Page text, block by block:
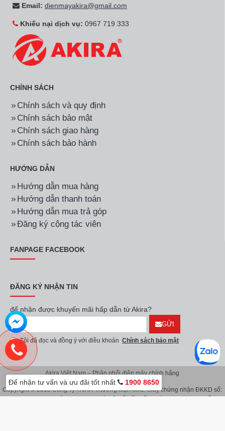
Email: dienmayakira@gmail.com
Khiếu nại dịch vụ: 0967 719 333
CHÍNH SÁCH
Chính sách và quy định
Chính sách bảo mật
Chính sách giao hàng
Chính sách bảo hành
HƯỚNG DẪN
Hướng dẫn mua hàng
Hướng dẫn thanh toán
Hướng dẫn mua trả góp
Đăng ký cộng tác viên
FANPAGE FACEBOOK
ĐĂNG KÝ NHẬN TIN
để nhận được khuyến mãi hấp dẫn từ Akira?
GỬI
Tôi đã đọc và đồng ý với điều khoản Chính sách bảo mật
Akira Việt Nam – Phân phối điện máy chính hãng
Copyright © 2018 Công Ty TNHH Thương Mại Akira. Giấy chứng nhận ĐKKD số:
Để nhận tư vấn và ưu đãi tốt nhất 1900 8650